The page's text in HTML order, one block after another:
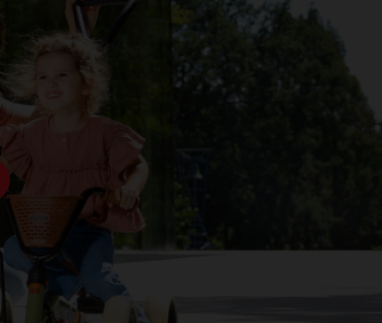
JUSTERBAR
SKUBBESTANG
Skubbestangen kan nemt
justeres til tre forskellige
højder. Når børn vil køre
selv, kan skubbestangen
hurtigt fjernes.
HÅNDBREMSE OG
med en håndbremse for